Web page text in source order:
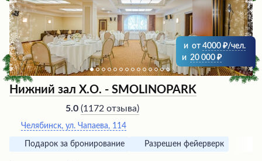
и от 4000
/чел.
и 20 000
Нижний зал Х.О. - SMOLINOPARK
5.0 (1172 отзыва)
Челябинск, ул. Чапаева, 114
Подарок за бронирование Разрешен фейерверк